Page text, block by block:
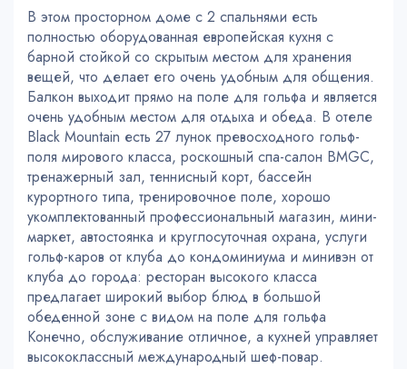
В этом просторном доме с 2 спальнями есть
полностью оборудованная европейская кухня с
барной стойкой со скрытым местом для хранения
вещей, что делает его очень удобным для общения.
Балкон выходит прямо на поле для гольфа и является
очень удобным местом для отдыха и обеда. В отеле
Black Mountain есть 27 лунок превосходного гольф-
поля мирового класса, роскошный спа-салон BMGC,
тренажерный зал, теннисный корт, бассейн
курортного типа, тренировочное поле, хорошо
укомплектованный профессиональный магазин, мини-
маркет, автостоянка и круглосуточная охрана, услуги
гольф-каров от клуба до кондоминиума и минивэн от
клуба до города: ресторан высокого класса
предлагает широкий выбор блюд в большой
обеденной зоне с видом на поле для гольфа
Конечно, обслуживание отличное, а кухней управляет
высококлассный международный шеф-повар.